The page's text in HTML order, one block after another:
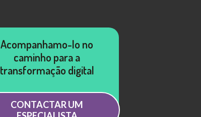
Acompanhamo-lo no
caminho para a
transformação digital
CONTACTAR UM